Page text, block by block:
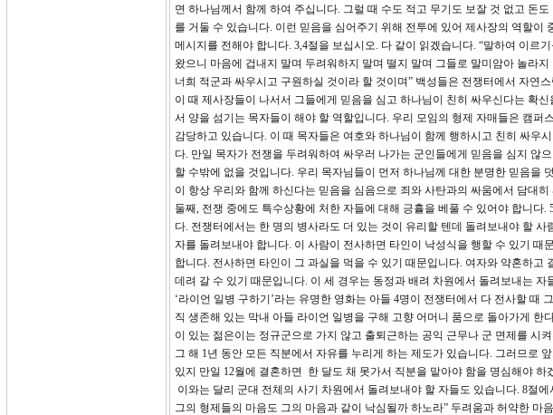
면 하나님께서 함께 하여 주십니다. 그럴 때 수도 적고 무기도 보잘 것 없고 돈
를 거둘 수 있습니다. 이런 믿음을 심어주기 위해 전투에 있어 제사장의 역할
메시지를 전해야 합니다. 3,4절을 보십시오. 다 같이 읽겠습니다. “말하여 이르
왔으니 마음에 겁내지 말며 두려워하지 말며 떨지 말며 그들로 말미암아 놀라
너희 적군과 싸우시고 구원하실 것이라 할 것이며” 백성들은 전쟁터에서 자연
이 때 제사장들이 나서서 그들에게 믿음을 심고 하나님이 친히 싸우신다는 확
서 양을 섬기는 목자들이 해야 할 역할입니다. 우리 모임의 형제 자매들은 캠퍼
감당하고 있습니다. 이 때 목자들은 여호와 하나님이 함께 행하시고 친히 싸우
다. 만일 목자가 전쟁을 두려워하여 싸우러 나가는 군인들에게 믿음을 심지 않
할 수밖에 없을 것입니다. 우리 목자님들이 먼저 하나님께 대한 분명한 믿음을
이 항상 우리와 함께 하신다는 믿음을 심음으로 죄와 사탄과의 싸움에서 담대
둘째, 전쟁 중에도 특수상황에 처한 자들에 대해 긍휼을 베풀 수 있어야 합니다
다. 전쟁터에서는 한 명의 병사라도 더 있는 것이 유리할 텐데 돌려보내야 할
자를 돌려보내야 합니다. 이 사람이 전사하면 타인이 낙성식을 행할 수 있기
합니다. 전사하면 타인이 그 과실을 먹을 수 있기 때문입니다. 여자와 약혼하
데려 갈 수 있기 때문입니다. 이 세 경우는 동정과 배려 차원에서 돌려보내는 자
‘라이언 일병 구하기’라는 유명한 영화는 아들 4명이 전쟁터에서 다 전사할 때
직 생존해 있는 막내 아들 라이언 일병을 구해 고향 어머니 품으로 돌아가게
이 있는 젊은이는 정규군으로 가지 않고 출퇴근하는 공익 근무나 군 면제를 시
그 해 1년 동안 모든 직분에서 자유를 누리게 하는 제도가 있습니다. 그러므로
있지 만일 12월에 결혼하면 한 달도 채 못가서 직분을 맡아야 함을 명심해야 하
이와는 달리 군대 전체의 사기 차원에서 돌려보내야 할 자들도 있습니다. 8절
그의 형제들의 마음도 그의 마음과 같이 낙심될까 하노라” 두려움과 허약한 마